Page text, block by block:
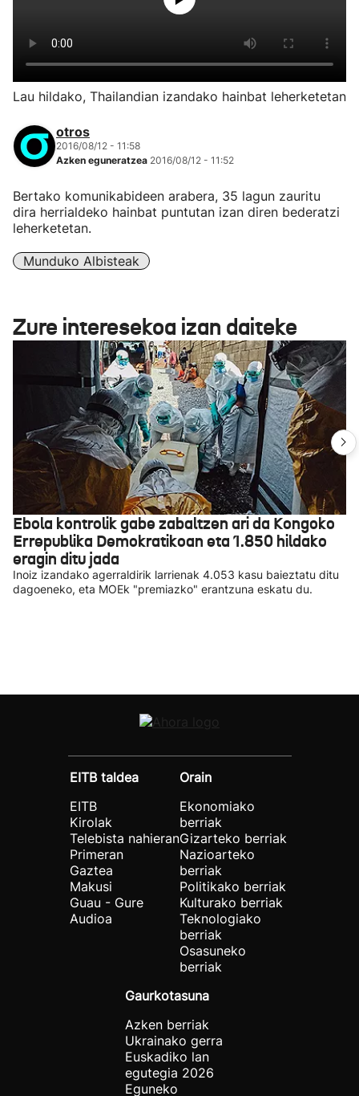
Lau hildako, Thailandian izandako hainbat leherketetan
otros
2016/08/12 - 11:58
Azken eguneratzea 2016/08/12 - 11:52
Bertako komunikabideen arabera, 35 lagun zauritu
dira herrialdeko hainbat puntutan izan diren bederatzi
leherketetan.
Munduko Albisteak
Zure interesekoa izan daiteke
Ebola kontrolik gabe zabaltzen ari da Kongoko
Errepublika Demokratikoan eta 1.850 hildako
eragin ditu jada
Inoiz izandako agerraldirik larrienak 4.053 kasu baieztatu ditu
dagoeneko, eta MOEk "premiazko" erantzuna eskatu du.
EITB taldea
EITB
Kirolak
Telebista nahieran
Primeran
Gaztea
Makusi
Guau - Gure
Audioa
Orain
Ekonomiako
berriak
Gizarteko berriak
Nazioarteko
berriak
Politikako berriak
Kulturako berriak
Teknologiako
berriak
Osasuneko
berriak
Gaurkotasuna
Azken berriak
Ukrainako gerra
Euskadiko lan
egutegia 2026
Eguneko